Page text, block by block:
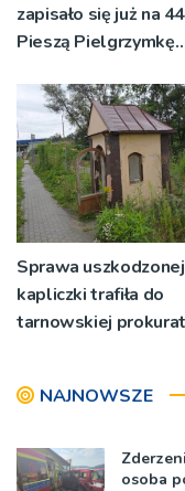
zapisało się już na
Pieszą Pielgrzymkę
Sprawa uszkodzonej
kapliczki trafiła do
tarnowskiej
NAJNOWSZE
osoba